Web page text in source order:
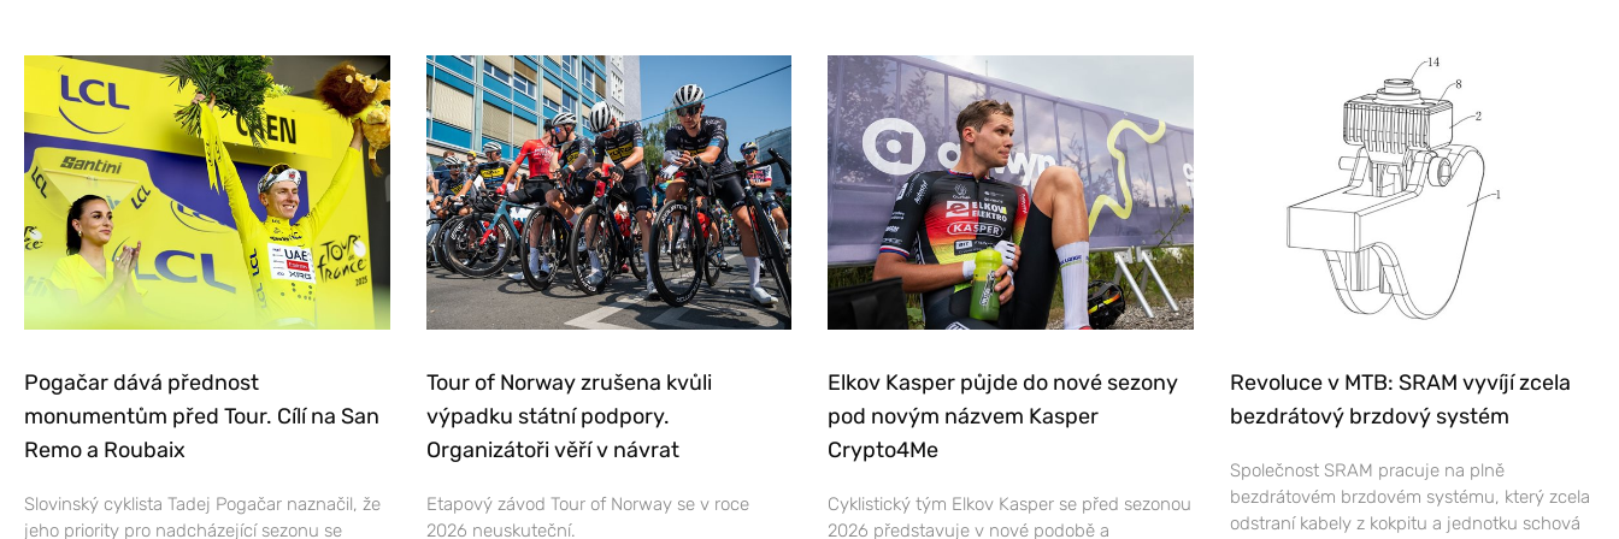
Pogačar dává přednost
monumentům před Tour. Cílí na San
Remo a Roubaix
Slovinský cyklista Tadej Pogačar naznačil, že
jeho priority pro nadcházející sezonu se
Tour of Norway zrušena kvůli
výpadku státní podpory.
Organizátoři věří v návrat
Etapový závod Tour of Norway se v roce
2026 neuskuteční.
Elkov Kasper půjde do nové sezony
pod novým názvem Kasper
Crypto4Me
Cyklistický tým Elkov Kasper se před sezonou
2026 představuje v nové podobě a
Revoluce v MTB: SRAM vyvíjí zcela
bezdrátový brzdový systém
Společnost SRAM pracuje na plně
bezdrátovém brzdovém systému, který zcela
odstraní kabely z kokpitu a jednotku schová